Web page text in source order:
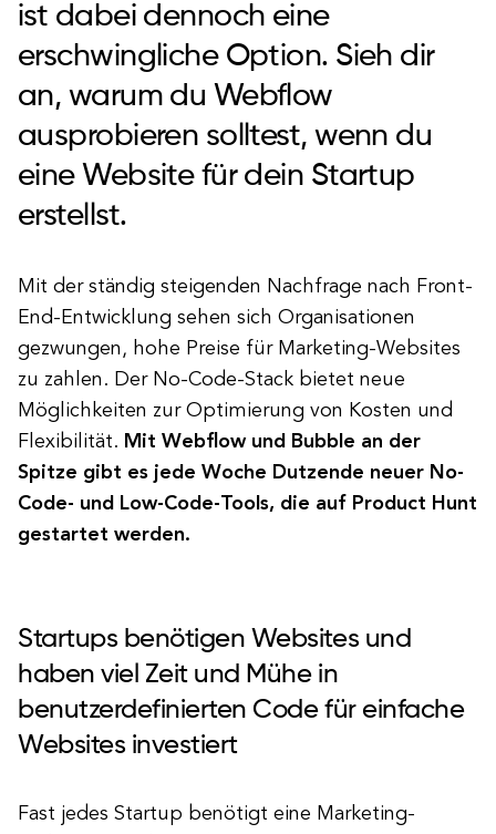
ist dabei dennoch eine
erschwingliche Option. Sieh dir
an, warum du Webflow
ausprobieren solltest, wenn du
eine Website für dein Startup
erstellst.
Mit der ständig steigenden Nachfrage nach Front-
End-Entwicklung sehen sich Organisationen
gezwungen, hohe Preise für Marketing-Websites
zu zahlen. Der No-Code-Stack bietet neue
Möglichkeiten zur Optimierung von Kosten und
Flexibilität. Mit Webflow und Bubble an der
Spitze gibt es jede Woche Dutzende neuer No-
Code- und Low-Code-Tools, die auf Product Hunt
gestartet werden.
Startups benötigen Websites und
haben viel Zeit und Mühe in
benutzerdefinierten Code für einfache
Websites investiert
Fast jedes Startup benötigt eine Marketing-